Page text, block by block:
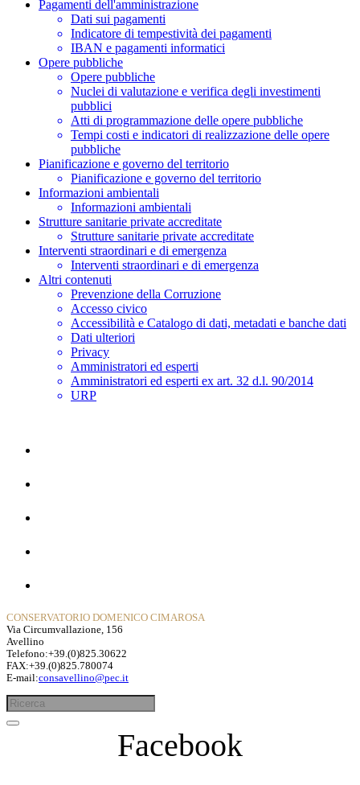
Pagamenti dell'amministrazione
Dati sui pagamenti
Indicatore di tempestività dei pagamenti
IBAN e pagamenti informatici
Opere pubbliche
Opere pubbliche
Nuclei di valutazione e verifica degli investimenti
pubblici
Atti di programmazione delle opere pubbliche
Tempi costi e indicatori di realizzazione delle opere
pubbliche
Pianificazione e governo del territorio
Pianificazione e governo del territorio
Informazioni ambientali
Informazioni ambientali
Strutture sanitarie private accreditate
Strutture sanitarie private accreditate
Interventi straordinari e di emergenza
Interventi straordinari e di emergenza
Altri contenuti
Prevenzione della Corruzione
Accesso civico
Accessibilità e Catalogo di dati, metadati e banche dati
Dati ulteriori
Privacy
Amministratori ed esperti
Amministratori ed esperti ex art. 32 d.l. 90/2014
URP
CONSERVATORIO DOMENICO CIMAROSA
Via Circumvallazione, 156
Avellino
Telefono:+39.(0)825.30622
FAX:+39.(0)825.780074
E-mail:consavellino@pec.it
Facebook